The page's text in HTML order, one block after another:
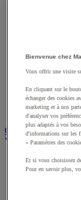
Équipement
Matériel de
Studio Web
Système
Télévision,
Chauffage,
Voir toute la
Chauffage
Climatiseur
Bienvenue chez
Vous offrir une visite
En cliquant sur le
échanger des cookies
marketing et à nos
d'analyser vos
plus adaptés à vos
d'informations sur les
« Paramètres des
Et si vous choisissez
Pour en savoir plus,